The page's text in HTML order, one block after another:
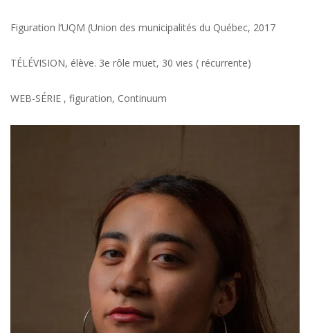
Figuration l’UQM (Union des municipalités du Québec, 2017
TÉLÉVISION, élève. 3e rôle muet, 30 vies ( récurrente)
WEB-SÉRIE , figuration, Continuum